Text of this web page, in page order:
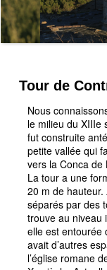
Tour de
Nous
le milieu du XIIIe
fut construite
petite vallée qui
vers la Conca de
La tour a une
20 m de hauteur.
séparés par des
trouve au niveau
elle est entourée
avait d’autres
l’église romane